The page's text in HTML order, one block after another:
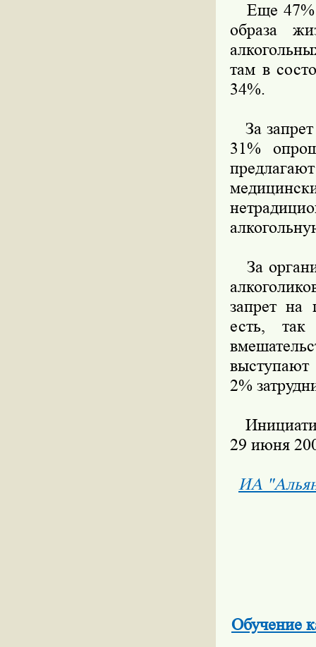
Еще 47%
образа
там в
34%.
За
31%
За
запрет на
есть, так
2%
29 июня
ИА
Обучение